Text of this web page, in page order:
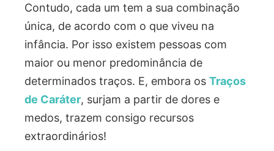
Contudo, cada um tem a sua combinação
única, de acordo com o que viveu na
infância. Por isso existem pessoas com
maior ou menor predominância de
determinados traços. E, embora os Traços
de Caráter, surjam a partir de dores e
medos, trazem consigo recursos
extraordinários!